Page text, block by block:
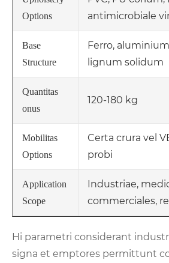
Options
antimicrobiale
Base
Structure
Ferro,
lignum solidum
Quantitas
onus
120-180 kg
Mobilitas
Options
Certa crura vel
probi
Application
Scope
Industriae,
commerciales,
Hi parametri considerant
signa et emptores permittunt